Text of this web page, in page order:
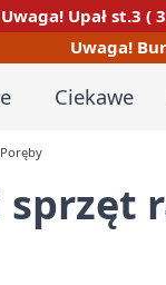
Uwaga! Upał st.3 (
Uwaga!
Ciekawe
sprzęt